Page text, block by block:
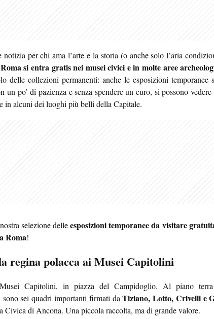
notizia per chi ama l’arte e la storia (o anche solo l’aria
si entra gratis nei musei civici e in molte aree
delle collezioni permanenti: anche le esposizioni temporanee
un po’ di pazienza e senza spendere un euro, si possono
in alcuni dei luoghi più belli della Capitale.
selezione delleesposizioni temporanee da visitare
Roma!
regina polacca ai Musei Capitolini
Capitolini, in piazza del Campidoglio. Al piano
sono sei quadri importanti firmati daTiziano, Lotto, Crivelli e
Civica di Ancona. Una piccola raccolta, ma di grande valore.